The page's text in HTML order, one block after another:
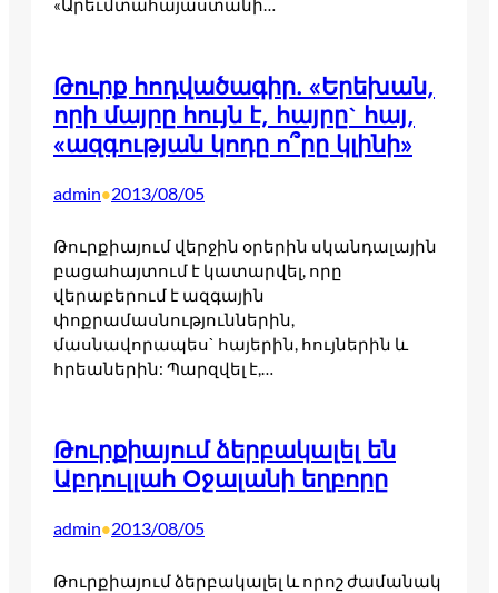
«Արեւմտահայաստանի…
Թուրք հոդվածագիր. «Երեխան,
որի մայրը հույն է, հայրը` հայ,
«ազգության կոդը ո՞րը կլինի»
admin•2013/08/05
Թուրքիայում վերջին օրերին սկանդալային
բացահայտում է կատարվել, որը
վերաբերում է ազգային
փոքրամասնություններին,
մասնավորապես` հայերին, հույներին և
հրեաներին: Պարզվել է,…
Թուրքիայում ձերբակալել են
Աբդուլլահ Օջալանի եղբորը
admin•2013/08/05
Թուրքիայում ձերբակալել և որոշ ժամանակ